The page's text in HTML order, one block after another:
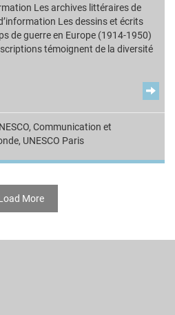
Les archives littéraires de
Les dessins et écrits
de guerre en Europe (1914-1950)
témoignent de la diversité
, Communication et
, UNESCO Paris
More